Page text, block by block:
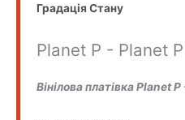
Градація Стану
Planet P - Planet
Вінілова платівка Planet